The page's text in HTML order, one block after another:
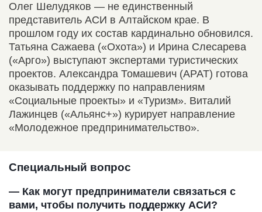
Олег Шелудяков — не единственный
представитель АСИ в Алтайском крае. В
прошлом году их состав кардинально обновился.
Татьяна Сажаева («Охота») и Ирина Слесарева
(«Арго») выступают экспертами туристических
проектов. Александра Томашевич (АРАТ) готова
оказывать поддержку по направлениям
«Социальные проекты» и «Туризм». Виталий
Лажинцев («Альянс+») курирует направление
«Молодежное предпринимательство».
Специальный вопрос
— Как могут предприниматели связаться с
вами, чтобы получить поддержку АСИ?